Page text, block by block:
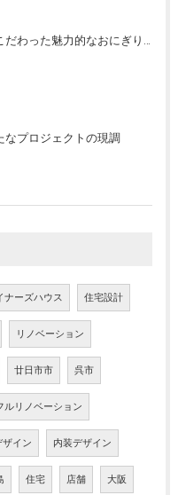
なプロジェクトの現調
ナーズハウス 住宅設計
リノベーション
廿日市市 呉市
ルリノベーション
ザイン 内装デザイン
住宅 店舗 大阪